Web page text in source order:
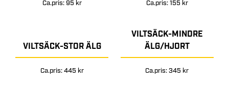
Ca.pris: 95 kr Ca.pris: 155 kr
VILTSÄCK-STOR ÄLG
Ca.pris: 445 kr
VILTSÄCK-MINDRE
ÄLG/HJORT
Ca.pris: 345 kr